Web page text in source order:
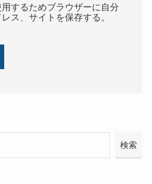
するためブラウザーに自分
ス、サイトを保存する。
検索